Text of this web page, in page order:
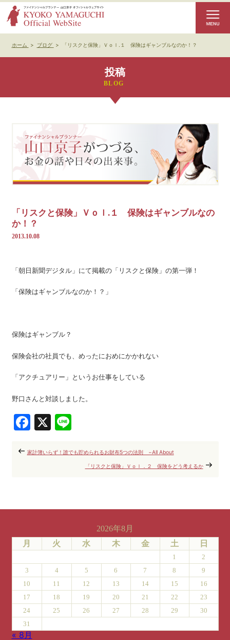
ホーム > ブログ > 「リスクと保険」Ｖｏｌ.１ 保険はギャンブルなのか！？
投稿
「リスクと保険」Ｖｏｌ.１ 保険はギャンブルなの
か！？
2013.10.08
「朝日新聞デジタル」にて掲載の「リスクと保険」の第一弾！
「保険はギャンブルなのか！？」
保険はギャンブル？
保険会社の社員でも、めったにおめにかかれない
「アクチュアリー」というお仕事をしている
野口さんと対談しました。
Facebook
X Line
家計簿いらず！誰でも貯められるお財布5つの法則 −All About
「リスクと保険」Ｖｏｌ．２ 保険をどう考えるか
2026年8月
月
火 水 木 金 土 日
1
2
3
4 5 6 7 8
9
10
11 12 13 14 15
16
17
18 19 20 21 22
23
24
25 26 27 28 29
30
31
« 8月